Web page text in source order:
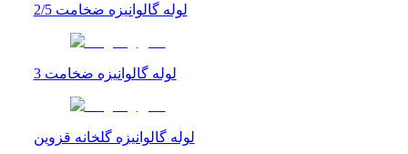
لوله گالوانیزه ضخامت 2/5
لوله گالوانیزه ضخامت 3
لوله گالوانیزه گلخانه قزوین